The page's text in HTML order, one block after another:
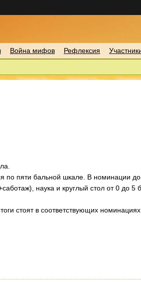
Война мифов Рефлексия
по пяти бальной шкале. В номинации
наука и круглый стол от 0 до 5
стоят в соответствующих